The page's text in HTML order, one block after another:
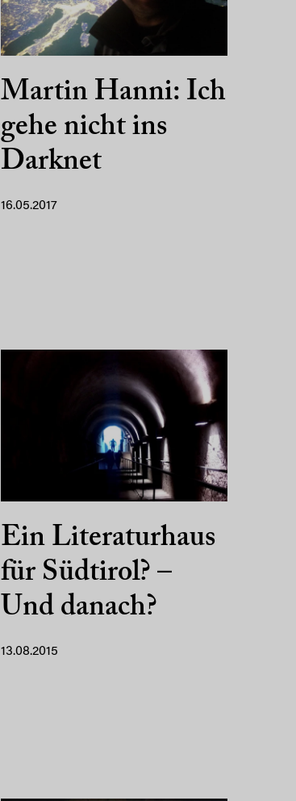
Martin Hanni: Ich
gehe nicht ins
Darknet
16.05.2017
Ein Literaturhaus
für Südtirol? –
Und danach?
13.08.2015